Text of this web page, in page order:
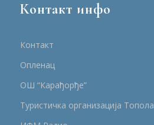
Контакт инфо
Контакт
Опленац
ОШ “Карађорђе”
Туристичка организација Топола